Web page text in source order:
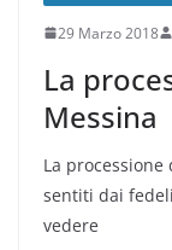
29 Marzo 2018
La
Messina
La
sentiti dai
vedere